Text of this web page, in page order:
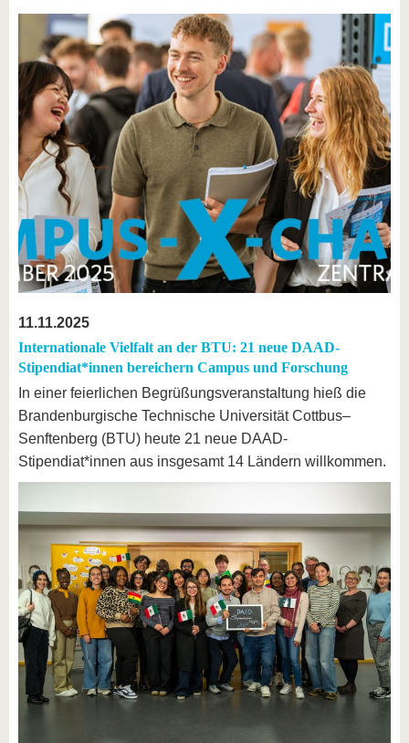
11.11.2025
Internationale Vielfalt an der BTU: 21 neue DAAD-
Stipendiat*innen bereichern Campus und Forschung
In einer feierlichen Begrüßungsveranstaltung hieß die
Brandenburgische Technische Universität Cottbus–
Senftenberg (BTU) heute 21 neue DAAD-
Stipendiat*innen aus insgesamt 14 Ländern willkommen.